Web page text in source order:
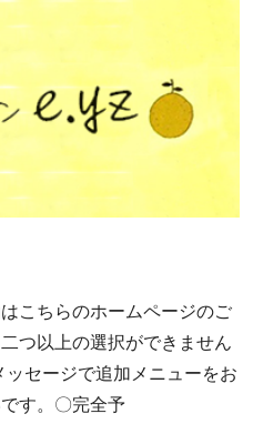
こちらのホームページのご
つ以上の選択ができません
セージで追加メニューをお
す。〇完全予